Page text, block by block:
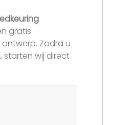
gratis
Zodra u
starten wij direct